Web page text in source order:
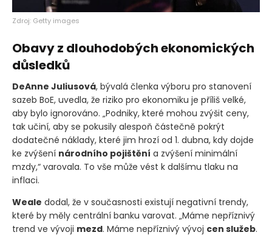
Zdroj: Getty images
Obavy z dlouhodobých ekonomických
důsledků
DeAnne Juliusová, bývalá členka výboru pro stanovení
sazeb BoE, uvedla, že riziko pro ekonomiku je příliš velké,
aby bylo ignorováno. „Podniky, které mohou zvýšit ceny,
tak učiní, aby se pokusily alespoň částečně pokrýt
dodatečné náklady, které jim hrozí od 1. dubna, kdy dojde
ke zvýšení národního pojištění a zvýšení minimální
mzdy,“ varovala. To vše může vést k dalšímu tlaku na
inflaci.
Weale dodal, že v současnosti existují negativní trendy,
které by měly centrální banku varovat. „Máme nepříznivý
trend ve vývoji mezd. Máme nepříznivý vývoj cen služeb.